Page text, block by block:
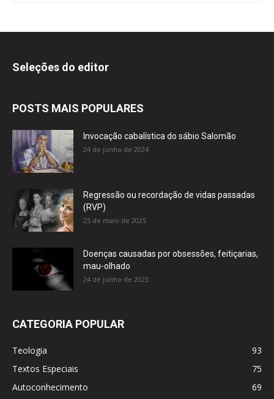
Seleções do editor
POSTS MAIS POPULARES
Invocação cabalística do sábio Salomão
24 de junho de 2024
Regressão ou recordação de vidas passadas
(RVP)
25 de maio de 2025
Doenças causadas por obsessões, feitiçarias,
mau-olhado
24 de junho de 2023
CATEGORIA POPULAR
Teologia
93
Textos Especiais
75
Autoconhecimento
69